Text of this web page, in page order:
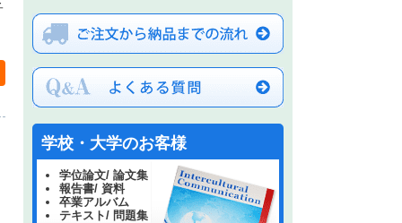
学校・大学のお客様
学位論文/ 論文集
報告書/ 資料
卒業アルバム
テキスト/ 問題集